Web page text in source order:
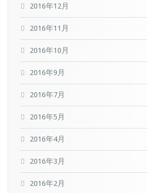
2016年12月
2016年11月
2016年10月
2016年9月
2016年7月
2016年5月
2016年4月
2016年3月
2016年2月